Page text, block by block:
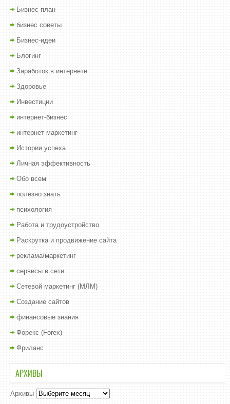
Бизнес план
бизнес советы
Бизнес-идеи
Блогинг
Заработок в интернете
Здоровье
Инвестиции
интернет-бизнес
интернет-маркетинг
Истории успеха
Личная эффективность
Обо всем
полезно знать
психология
Работа и трудоустройство
Раскрутка и продвижение сайта
реклама/маркетинг
сервисы в сети
Сетевой маркетинг (МЛМ)
Создание сайтов
финансовые знания
Форекс (Forex)
Фриланс
АРХИВЫ
Архивы